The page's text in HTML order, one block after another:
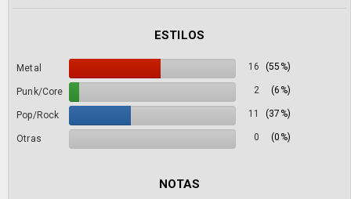
ESTILOS
Metal 16 (55%)
Punk/Core 2 (6%)
Pop/Rock 11 (37%)
Otras 0 (0%)
NOTAS